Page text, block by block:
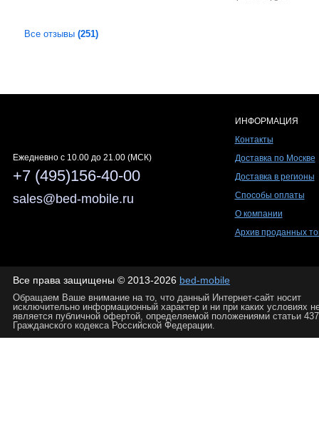
Все отзывы (251)
Ежедневно c 10.00 до 21.00 (МСК)
+7 (495)156-40-00
sales@bed-mobile.ru
ИНФОРМАЦИЯ
Контакты
Доставка по Москве
Доставка в регионы
Способы оплаты
О компании
Архив проданных
Все права защищены © 2013-2026 bed-mobile
Обращаем Ваше внимание на то, что данный Интернет-сайт носит
исключительно информационный характер и ни при каких условиях
является публичной офертой, определяемой положениями статьи 437
Гражданского кодекса Российской Федерации.